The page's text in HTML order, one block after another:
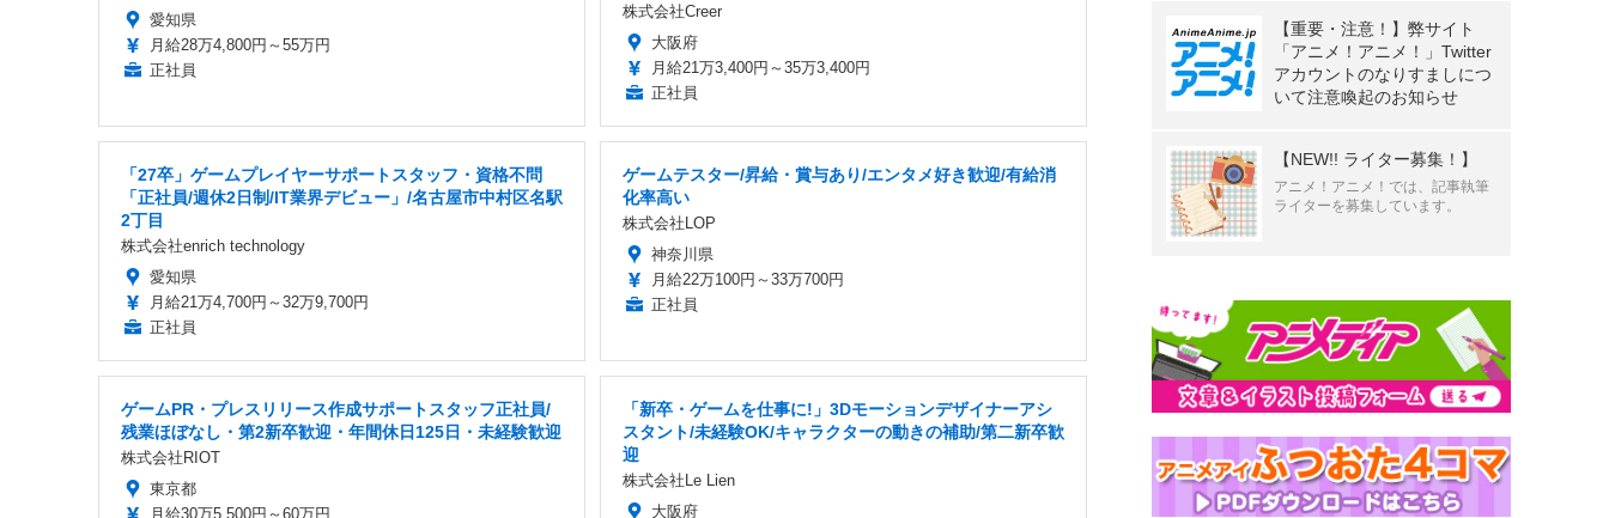
愛知県
月給28万4,800円～55万円
正社員
株式会社Creer
大阪府
月給21万3,400円～35万3,400円
正社員
「27卒」ゲームプレイヤーサポートスタッフ・資格不問
「正社員/週休2日制/IT業界デビュー」/名古屋市中村区名駅
2丁目
株式会社enrich technology
愛知県
月給21万4,700円～32万9,700円
正社員
ゲームテスター/昇給・賞与あり/エンタメ好き歓迎/有給消
化率高い
株式会社LOP
神奈川県
月給22万100円～33万700円
正社員
ゲームPR・プレスリリース作成サポートスタッフ正社員/
残業ほぼなし・第2新卒歓迎・年間休日125日・未経験歓迎
株式会社RIOT
東京都
月給30万5,500円～60万円
「新卒・ゲームを仕事に!」3Dモーションデザイナーアシ
スタント/未経験OK/キャラクターの動きの補助/第二新卒歓
迎
株式会社Le Lien
大阪府
【重要・注意！】弊サイト
「アニメ！アニメ！」Twitter
アカウントのなりすましにつ
いて注意喚起のお知らせ
【NEW!! ライター募集！】
アニメ！アニメ！では、記事執筆
ライターを募集しています。